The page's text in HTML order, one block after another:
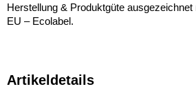
Herstellung & Produktgüte
EU – Ecolabel.
Artikeldetails